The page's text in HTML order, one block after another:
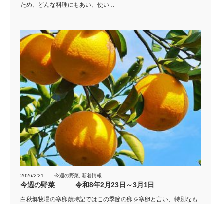
ため、どんな料理にもあい、使い…
2026/2/21 今週の野菜 新着情報
今週の野菜 令和8年2月23日～3月1日
白秋郷牧場の寒卵歳時記ではこの季節の卵を寒卵と言い、特別なも